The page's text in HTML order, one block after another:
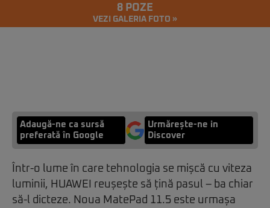
8 POZE
VEZI GALERIA FOTO »
Adaugă-ne ca sursă
preferată în Google
Urmărește-ne in
Discover
Într-o lume în care tehnologia se mișcă cu viteza
luminii, HUAWEI reușește să țină pasul – ba chiar
să-l dicteze. Noua MatePad 11.5 este urmașa